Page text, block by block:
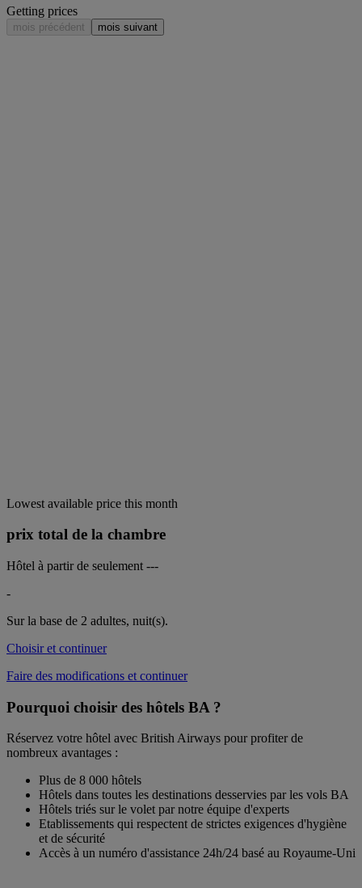
Getting prices
mois précédent mois suivant
Lowest available price this month
prix total de la chambre
Hôtel à partir de seulement ---
-
Sur la base de 2 adultes, nuit(s).
Choisir et continuer
Faire des modifications et continuer
Pourquoi choisir des hôtels BA ?
Réservez votre hôtel avec British Airways pour profiter de
nombreux avantages :
Plus de 8 000 hôtels
Hôtels dans toutes les destinations desservies par les vols BA
Hôtels triés sur le volet par notre équipe d'experts
Etablissements qui respectent de strictes exigences d'hygiène
et de sécurité
Accès à un numéro d'assistance 24h/24 basé au Royaume-Uni